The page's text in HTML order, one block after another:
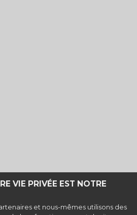
VIE PRIVÉE EST NOTRE
et nous-mêmes utilisons des